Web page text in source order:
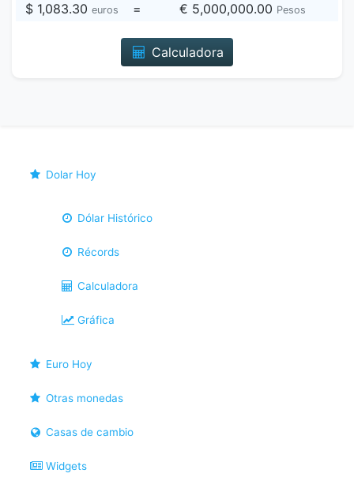
$ 1,083.30 euros = € 5,000,000.00 Pesos
Calculadora
Dolar Hoy
Dólar Histórico
Récords
Calculadora
Gráfica
Euro Hoy
Otras monedas
Casas de cambio
Widgets